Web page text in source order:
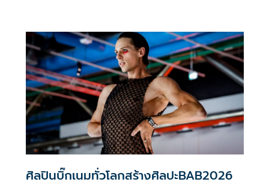
ศิลปินบิ๊กเนมทั่วโลกสร้างศิลปะBAB2026